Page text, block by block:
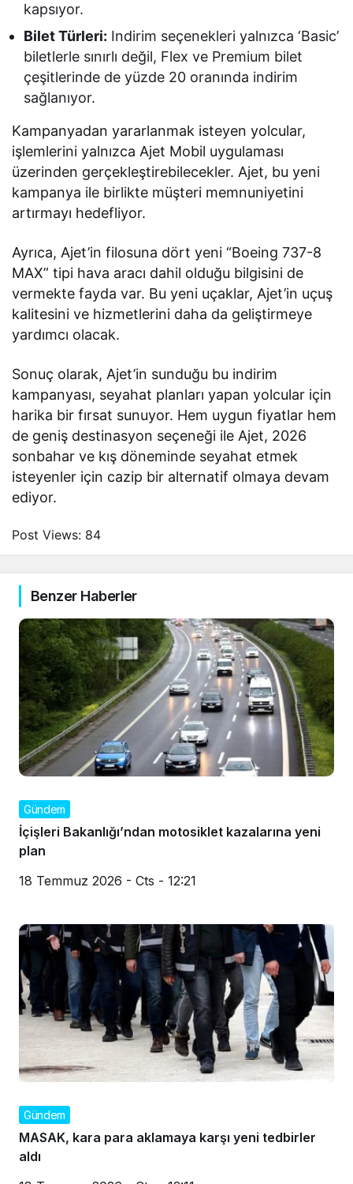
kapsıyor.
Bilet Türleri: Indirim seçenekleri yalnızca ‘Basic’
biletlerle sınırlı değil, Flex ve Premium bilet
çeşitlerinde de yüzde 20 oranında indirim
sağlanıyor.
Kampanyadan yararlanmak isteyen yolcular,
işlemlerini yalnızca Ajet Mobil uygulaması
üzerinden gerçekleştirebilecekler. Ajet, bu yeni
kampanya ile birlikte müşteri memnuniyetini
artırmayı hedefliyor.
Ayrıca, Ajet’in filosuna dört yeni “Boeing 737-8
MAX” tipi hava aracı dahil olduğu bilgisini de
vermekte fayda var. Bu yeni uçaklar, Ajet’in uçuş
kalitesini ve hizmetlerini daha da geliştirmeye
yardımcı olacak.
Sonuç olarak, Ajet’in sunduğu bu indirim
kampanyası, seyahat planları yapan yolcular için
harika bir fırsat sunuyor. Hem uygun fiyatlar hem
de geniş destinasyon seçeneği ile Ajet, 2026
sonbahar ve kış döneminde seyahat etmek
isteyenler için cazip bir alternatif olmaya devam
ediyor.
Post Views: 84
Benzer Haberler
Gündem
İçişleri Bakanlığı’ndan motosiklet kazalarına yeni
plan
18 Temmuz 2026 - Cts - 12:21
Gündem
MASAK, kara para aklamaya karşı yeni tedbirler
aldı